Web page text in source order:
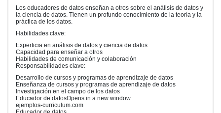
Los educadores de datos enseñan a otros sobre el análisis de datos y
la ciencia de datos. Tienen un profundo conocimiento de la teoría y la
práctica de los datos.
Habilidades clave:
Experticia en análisis de datos y ciencia de datos
Capacidad para enseñar a otros
Habilidades de comunicación y colaboración
Responsabilidades clave:
Desarrollo de cursos y programas de aprendizaje de datos
Enseñanza de cursos y programas de aprendizaje de datos
Investigación en el campo de los datos
Educador de datosOpens in a new window
ejemplos-curriculum.com